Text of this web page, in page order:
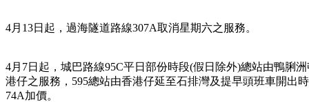
4月13日起，過海隧道路線307A取消星期六之服務。
4月7日起，城巴路線95C平日部份時段(假日除外)總站由鴨脷
港仔之服務，595總站由香港仔延至石排灣及提早頭班車開出
74A加價。